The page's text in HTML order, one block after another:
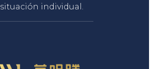
situación individual.